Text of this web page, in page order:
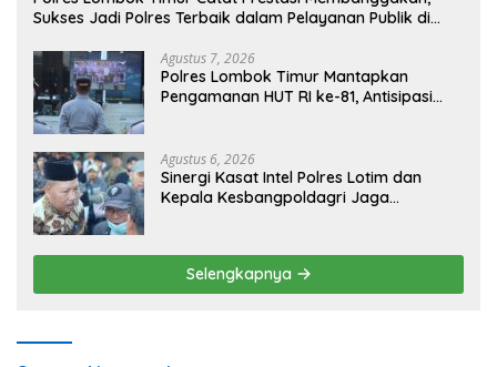
Sukses Jadi Polres Terbaik dalam Pelayanan Publik di
Agustus 7, 2026
Polres Lombok Timur Mantapkan
Pengamanan HUT RI ke-81, Antisipasi
Agustus 6, 2026
Sinergi Kasat Intel Polres Lotim dan
Kepala Kesbangpoldagri Jaga
Selengkapnya